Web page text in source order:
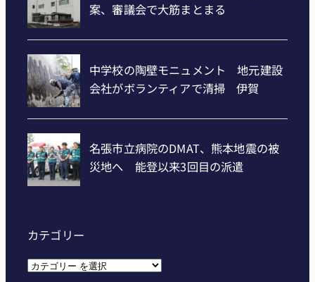
カテゴリー
カ